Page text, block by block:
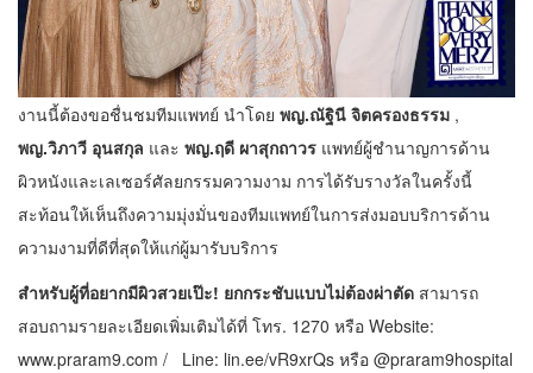
งานนี้ต้องขอชื่นชมทีมแพทย์ นำโดย พญ.ณัฐินี จิตครองธรรม ,
พญ.วิภาวี อุนสกุล และ พญ.ฤดี ผาสุกถาวร แพทย์ผู้ชำนาญการด้าน
ผิวหนังและเลเซอร์ศัลยกรรมความงาม การได้รับรางวัลในครั้งนี้
สะท้อนให้เห็นถึงความมุ่งมั่นของทีมแพทย์ในการส่งมอบบริการด้าน
ความงามที่ดีที่สุดให้แก่ผู้มารับบริการ
สำหรับผู้ที่อยากมีผิวสวยเป๊ะ! ยกกระชับแบบไม่ต้องผ่าตัด สามารถ
สอบถามรายละเอียดเพิ่มเติมได้ที่ โทร. 1270 หรือ Website:
www.praram9.com / Line: lin.ee/vR9xrQs หรือ @praram9hospital